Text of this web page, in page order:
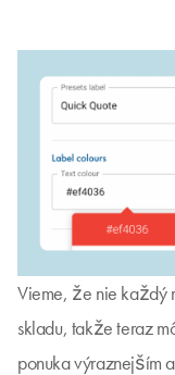
Vieme, že nie každý
skladu, takže teraz
ponuka výraznejším